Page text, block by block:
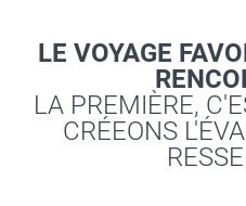
LE VOYAGE
LA PREMIÈRE,
CRÉEONS